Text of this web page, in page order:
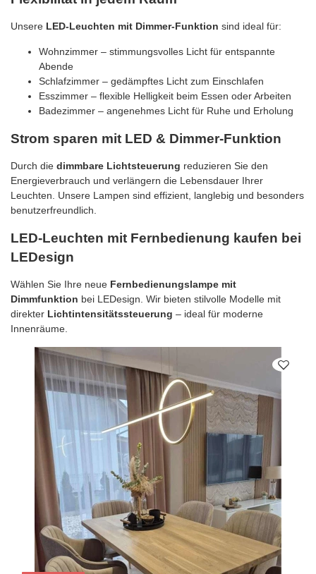
Unsere LED-Leuchten mit Dimmer-Funktion sind ideal für:
Wohnzimmer – stimmungsvolles Licht für entspannte
Abende
Schlafzimmer – gedämpftes Licht zum Einschlafen
Esszimmer – flexible Helligkeit beim Essen oder Arbeiten
Badezimmer – angenehmes Licht für Ruhe und Erholung
Strom sparen mit LED & Dimmer-Funktion
Durch die dimmbare Lichtsteuerung reduzieren Sie den
Energieverbrauch und verlängern die Lebensdauer Ihrer
Leuchten. Unsere Lampen sind effizient, langlebig und besonders
benutzerfreundlich.
LED-Leuchten mit Fernbedienung kaufen bei
LEDesign
Wählen Sie Ihre neue Fernbedienungslampe mit
Dimmfunktion bei LEDesign. Wir bieten stilvolle Modelle mit
direkter Lichtintensitätssteuerung – ideal für moderne
Innenräume.